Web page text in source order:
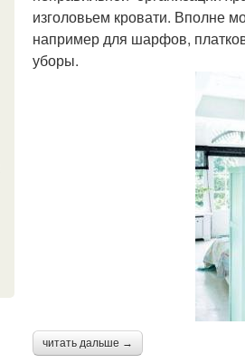
изголовьем кровати. Вполне
например для шарфов,
уборы.
читать дальше →